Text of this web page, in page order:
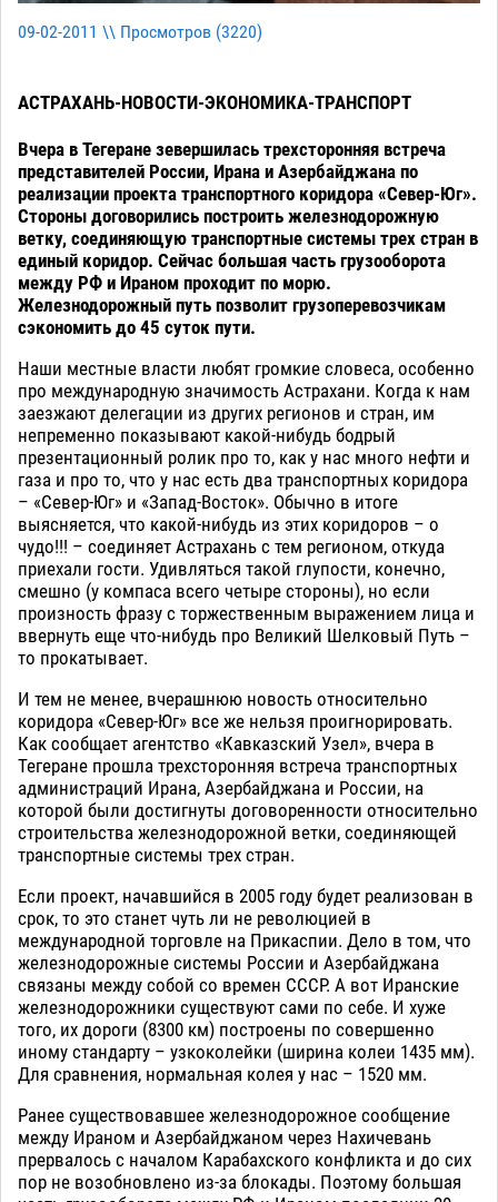
09-02-2011 \\ Просмотров (3220)
АСТРАХАНЬ-НОВОСТИ-ЭКОНОМИКА-ТРАНСПОРТ
Вчера в Тегеране зевершилась трехсторонняя встреча
представителей России, Ирана и Азербайджана по
реализации проекта транспортного коридора «Север-Юг».
Стороны договорились построить железнодорожную
ветку, соединяющую транспортные системы трех стран в
единый коридор. Сейчас большая часть грузооборота
между РФ и Ираном проходит по морю.
Железнодорожный путь позволит грузоперевозчикам
сэкономить до 45 суток пути.
Наши местные власти любят громкие словеса, особенно
про международную значимость Астрахани. Когда к нам
заезжают делегации из других регионов и стран, им
непременно показывают какой-нибудь бодрый
презентационный ролик про то, как у нас много нефти и
газа и про то, что у нас есть два транспортных коридора
– «Север-Юг» и «Запад-Восток». Обычно в итоге
выясняется, что какой-нибудь из этих коридоров – о
чудо!!! – соединяет Астрахань с тем регионом, откуда
приехали гости. Удивляться такой глупости, конечно,
смешно (у компаса всего четыре стороны), но если
произность фразу с торжественным выражением лица и
ввернуть еще что-нибудь про Великий Шелковый Путь –
то прокатывает.
И тем не менее, вчерашнюю новость относительно
коридора «Север-Юг» все же нельзя проигнорировать.
Как сообщает агентство «Кавказский Узел», вчера в
Тегеране прошла трехсторонняя встреча транспортных
администраций Ирана, Азербайджана и России, на
которой были достигнуты договоренности относительно
строительства железнодорожной ветки, соединяющей
транспортные системы трех стран.
Если проект, начавшийся в 2005 году будет реализован в
срок, то это станет чуть ли не революцией в
международной торговле на Прикаспии. Дело в том, что
железнодорожные системы России и Азербайджана
связаны между собой со времен СССР. А вот Иранские
железнодорожники существуют сами по себе. И хуже
того, их дороги (8300 км) построены по совершенно
иному стандарту – узкоколейки (ширина колеи 1435 мм).
Для сравнения, нормальная колея у нас – 1520 мм.
Ранее существовавшее железнодорожное сообщение
между Ираном и Азербайджаном через Нахичевань
прервалось с началом Карабахского конфликта и до сих
пор не возобновлено из-за блокады. Поэтому большая